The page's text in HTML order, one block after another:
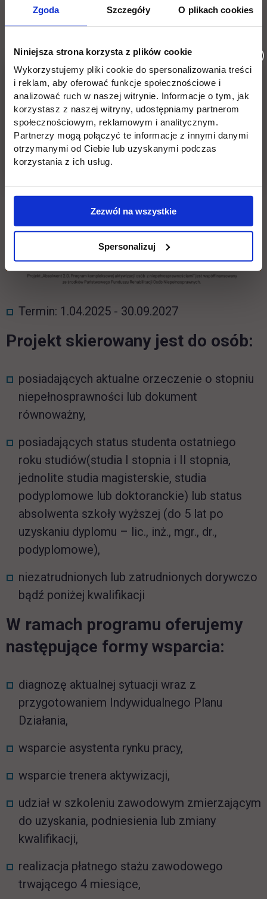
Zgoda Szczegóły O plikach cookies
Niniejsza strona korzysta z plików cookie
Wykorzystujemy pliki cookie do spersonalizowania treści
i reklam, aby oferować funkcje społecznościowe i
analizować ruch w naszej witrynie. Informacje o tym, jak
korzystasz z naszej witryny, udostępniamy partnerom
społecznościowym, reklamowym i analitycznym.
Partnerzy mogą połączyć te informacje z innymi danymi
otrzymanymi od Ciebie lub uzyskanymi podczas
korzystania z ich usług.
Zezwól na wszystkie
Spersonalizuj
Termin: 1.04.2025 - 30.09.2027
Projekt skierowany jest do osób:
posiadających aktualne orzeczenie o stopniu
niepełnosprawności lub dokument
równoważny,
posiadających status studenta ostatniego
roku studiów(studia I stopnia i II stopnia,
jednolite studia magisterskie, studia
podyplomowe lub doktoranckie) lub status
absolwenta szkoły wyższej (do 5 lat po
uzyskaniu dyplomu – lic., inż., mgr., dr.,
podyplomowe),
niezatrudnionych lub zatrudnionych dorywczo
bądź poniżej kwalifikacji
W ramach programu oferujemy
następujące formy wsparcia:
diagnozę aktualnej sytuacji wraz z
przygotowaniem Indywidualnego Planu
Działania,
wsparcie asystenta rynku pracy,
wsparcie trenera aktywizacji,
udział w szkoleniu zawodowym zmierzającym
do uzyskania, podniesienia lub zmiany
kwalifikacji,
realizacja płatnego stażu zawodowego
trwającego 4 miesiące,